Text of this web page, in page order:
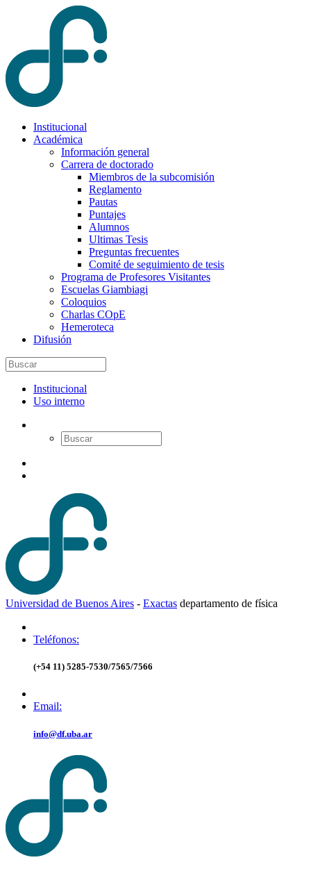
Institucional
Académica
Información general
Carrera de doctorado
Miembros de la subcomisión
Reglamento
Pautas
Puntajes
Alumnos
Ultimas Tesis
Preguntas frecuentes
Comité de seguimiento de tesis
Programa de Profesores Visitantes
Escuelas Giambiagi
Coloquios
Charlas COpE
Hemeroteca
Difusión
Institucional
Uso interno
Universidad de Buenos Aires - Exactas departamento de física
Teléfonos:
(+54 11) 5285-7530/7565/7566
Email:
info@df.uba.ar